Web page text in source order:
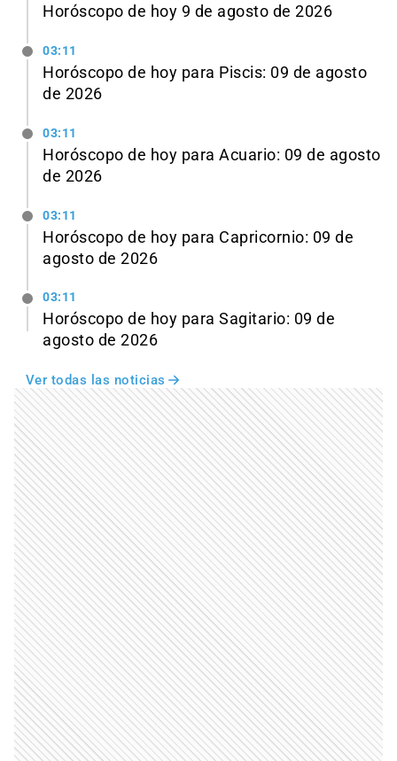
Horóscopo de hoy 9 de agosto de 2026
03:11
Horóscopo de hoy para Piscis: 09 de agosto
de 2026
03:11
Horóscopo de hoy para Acuario: 09 de agosto
de 2026
03:11
Horóscopo de hoy para Capricornio: 09 de
agosto de 2026
03:11
Horóscopo de hoy para Sagitario: 09 de
agosto de 2026
Ver todas las noticias